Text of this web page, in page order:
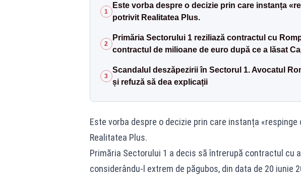
1
Este vorba despre o decizie prin care instanța
potrivit Realitatea Plus.
2
Primăria Sectorului 1 reziliază contractul cu
contractul de milioane de euro după ce a lăsat
3
Scandalul deszăpezirii în Sectorul 1. Avocatul
și refuză să dea explicații
Este vorba despre o decizie prin care instanța
Realitatea Plus.
Primăria Sectorului 1 a decis să întrerupă contractul cu
considerându-l extrem de păgubos, din data de 20 iunie